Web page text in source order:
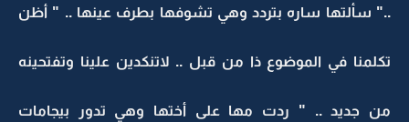
.." سألتها ساره بتردد وهي تشوفها بطرف عينها .. " أظن
تكلمنا في الموضوع ذا من قبل .. لاتنكدين علينا وتفتحينه
من جديد .. " ردت مها على أختها وهي تدور بيجامات